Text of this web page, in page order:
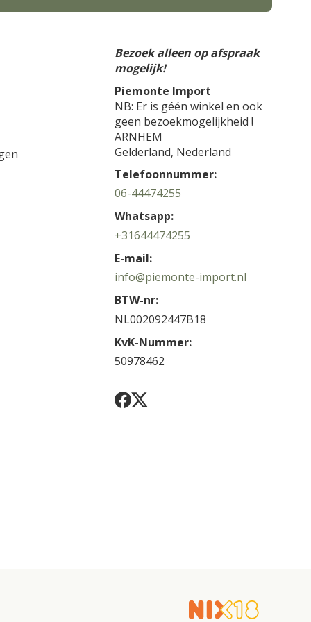
Bezoek alleen op afspraak
mogelijk!
Piemonte Import
NB: Er is géén winkel en ook
geen bezoekmogelijkheid !
ARNHEM
Gelderland, Nederland
Telefoonnummer:
06-44474255
Whatsapp:
+31644474255
E-mail:
info@piemonte-import.nl
BTW-nr:
NL002092447B18
KvK-Nummer:
50978462